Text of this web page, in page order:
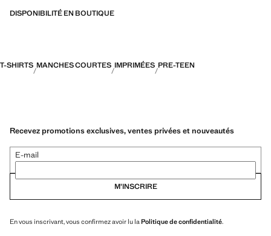
DISPONIBILITÉ EN BOUTIQUE
T-SHIRTS MANCHES COURTES IMPRIMÉES PRE-TEEN
Recevez promotions exclusives, ventes privées et nouveautés
E-mail
M’INSCRIRE
En vous inscrivant, vous confirmez avoir lu la Politique de confidentialité.